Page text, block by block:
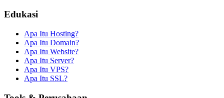
Edukasi
Apa Itu Hosting?
Apa Itu Domain?
Apa Itu Website?
Apa Itu Server?
Apa Itu VPS?
Apa Itu SSL?